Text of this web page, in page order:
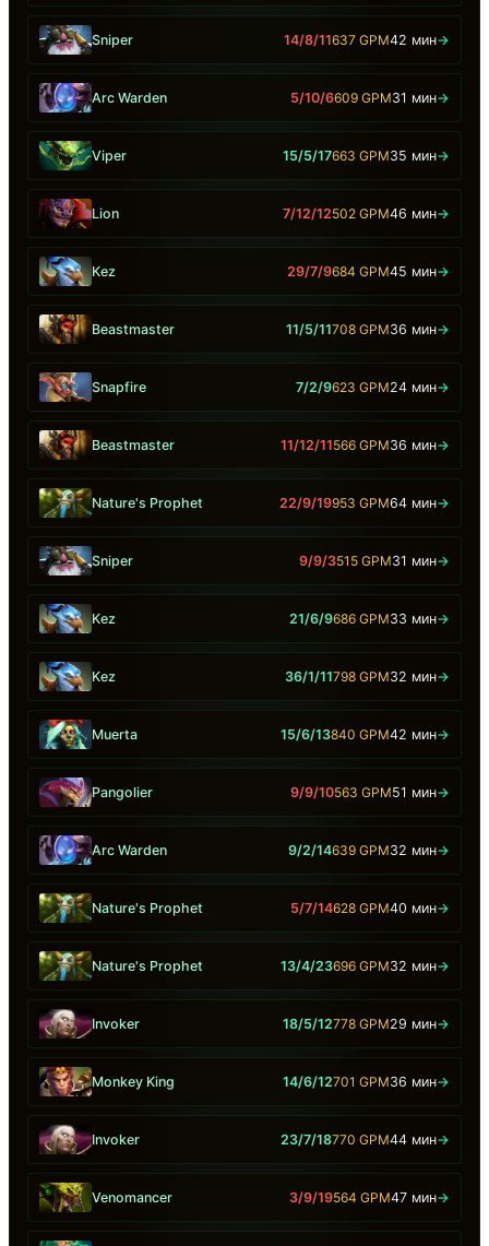
Sniper 14/8/11637 GPM42 мин→
Arc Warden 5/10/6609 GPM31 мин→
Viper 15/5/17663 GPM35 мин→
Lion 7/12/12502 GPM46 мин→
Kez 29/7/9684 GPM45 мин→
Beastmaster 11/5/11708 GPM36 мин→
Snapfire 7/2/9623 GPM24 мин→
Beastmaster 11/12/11566 GPM36 мин→
Nature's Prophet 22/9/19953 GPM64 мин→
Sniper 9/9/3515 GPM31 мин→
Kez 21/6/9686 GPM33 мин→
Kez 36/1/11798 GPM32 мин→
Muerta 15/6/13840 GPM42 мин→
Pangolier 9/9/10563 GPM51 мин→
Arc Warden 9/2/14639 GPM32 мин→
Nature's Prophet 5/7/14628 GPM40 мин→
Nature's Prophet 13/4/23696 GPM32 мин→
Invoker 18/5/12778 GPM29 мин→
Monkey King 14/6/12701 GPM36 мин→
Invoker 23/7/18770 GPM44 мин→
Venomancer 3/9/19564 GPM47 мин→